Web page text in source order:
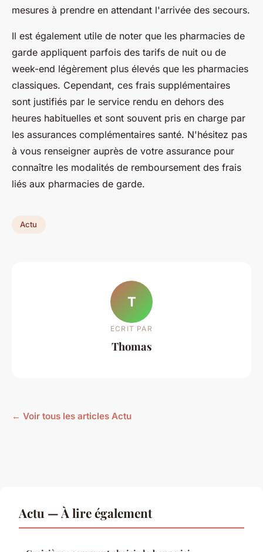
mesures à prendre en attendant l'arrivée des secours.
Il est également utile de noter que les pharmacies de
garde appliquent parfois des tarifs de nuit ou de
week-end légèrement plus élevés que les pharmacies
classiques. Cependant, ces frais supplémentaires
sont justifiés par le service rendu en dehors des
heures habituelles et sont souvent pris en charge par
les assurances complémentaires santé. N'hésitez pas
à vous renseigner auprès de votre assurance pour
connaître les modalités de remboursement des frais
liés aux pharmacies de garde.
Actu
T
ECRIT PAR
Thomas
← Voir tous les articles Actu
Actu — À lire également